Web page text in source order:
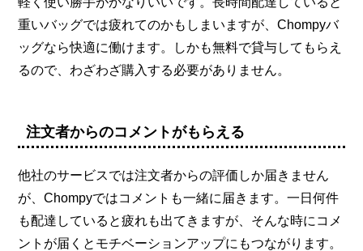
重いバッグでは疲れてのかもしまいますが、Chompyバ
ッグなら快適に働けます。しかも無料で貸与してもらえ
るので、わざわざ購入する必要がありません。
注文者からのコメントがもらえる
他社のサービスでは注文者からの評価しか届きません
が、Chompyではコメントも一緒に届きます。一日何件
も配達していると疲れも出てきますが、そんな時にコメ
ントが届くとモチベーションアップにもつながります。